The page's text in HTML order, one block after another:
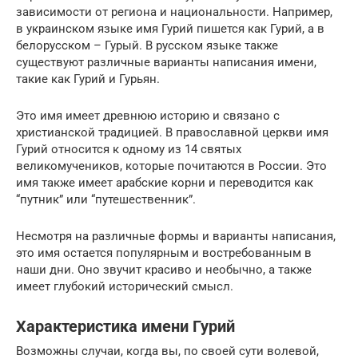
зависимости от региона и национальности. Например,
в украинском языке имя Гурий пишется как Гурий, а в
белорусском – Гурый. В русском языке также
существуют различные варианты написания имени,
такие как Гурий и Гурьян.
Это имя имеет древнюю историю и связано с
христианской традицией. В православной церкви имя
Гурий относится к одному из 14 святых
великомучеников, которые почитаются в России. Это
имя также имеет арабские корни и переводится как
“путник” или “путешественник”.
Несмотря на различные формы и варианты написания,
это имя остается популярным и востребованным в
наши дни. Оно звучит красиво и необычно, а также
имеет глубокий исторический смысл.
Характеристика имени Гурий
Возможны случаи, когда вы, по своей сути волевой,